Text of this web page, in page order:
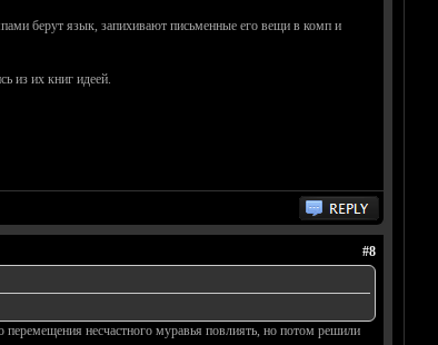
берут язык, запихивают письменные его вещи в комп и
из их книг идеей.
#8
несчастного муравья повлиять, но потом решили